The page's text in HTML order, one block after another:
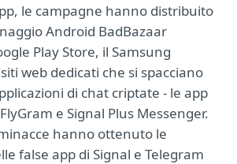
le campagne hanno distribuito
Android BadBazaar
Play Store, il Samsung
web dedicati che si spacciano
di chat criptate - le app
e Signal Plus Messenger.
hanno ottenuto le
false app di Signal e Telegram